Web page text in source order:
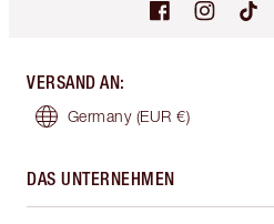
VERSAND AN:
Germany (EUR €)
DAS UNTERNEHMEN